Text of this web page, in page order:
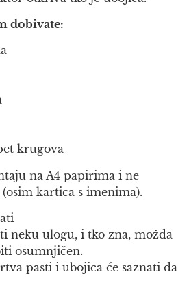
dobivate:
krugova
na A4 papirima i ne
kartica s imenima).
neku ulogu, i tko zna, možda
osumnjičen.
pasti i ubojica će saznati da